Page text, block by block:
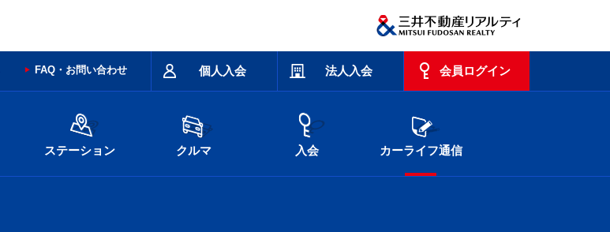
個人入会 法人入会 会員ログイン
FAQ・お問い合わせ
ステーション クルマ 入会 カーライフ通信